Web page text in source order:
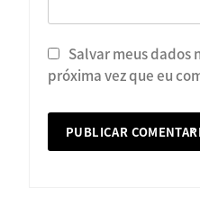
Salvar meus dados
próxima vez que eu